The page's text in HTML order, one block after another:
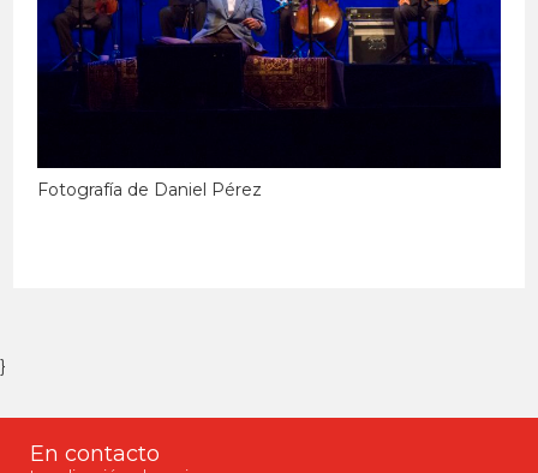
Fotografía de Daniel Pérez
}
En contacto